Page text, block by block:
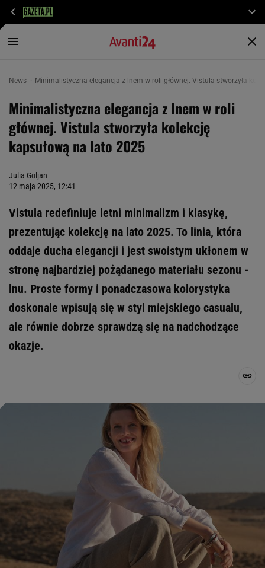
News Minimalistyczna elegancja z lnem w roli głównej. Vistula stworzyła
Minimalistyczna elegancja z lnem w roli
głównej. Vistula stworzyła kolekcję
kapsułową na lato 2025
Julia Goljan
12 maja 2025, 12:41
Vistula redefiniuje letni minimalizm i klasykę,
prezentując kolekcję na lato 2025. To linia, która
oddaje ducha elegancji i jest swoistym ukłonem w
stronę najbardziej pożądanego materiału sezonu -
lnu. Proste formy i ponadczasowa kolorystyka
doskonale wpisują się w styl miejskiego casualu,
ale równie dobrze sprawdzą się na nadchodzące
okazje.